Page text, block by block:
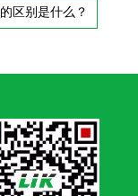
区别是什么？